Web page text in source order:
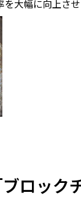
大幅に向上させ
ロック